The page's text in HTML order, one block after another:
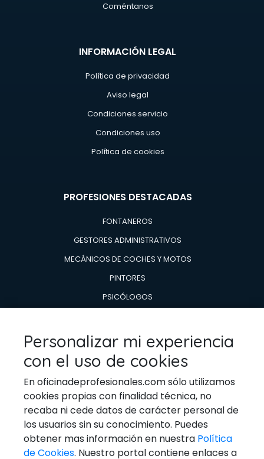
Coméntanos
INFORMACIÓN LEGAL
Política de privacidad
Aviso legal
Condiciones servicio
Condiciones uso
Política de cookies
PROFESIONES DESTACADAS
FONTANEROS
GESTORES ADMINISTRATIVOS
MECÁNICOS DE COCHES Y MOTOS
PINTORES
PSICÓLOGOS
TÉCNICOS EN REPARACIÓN DE
ELECTRODOMESTICOS
VETERINARIOS
Ponerse En Contacto
Personalizar mi experiencia
con el uso de cookies
En oficinadeprofesionales.com sólo utilizamos
cookies propias con finalidad técnica, no
recaba ni cede datos de carácter personal de
los usuarios sin su conocimiento. Puedes
obtener mas información en nuestra Política
de Cookies. Nuestro portal contiene enlaces a